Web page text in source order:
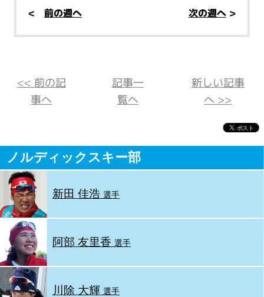
< 前の週へ 次の週へ>
<< 前の記
事へ
記事一
覧へ
新しい記事
へ >>
ノルディックスキー部
新田 佳浩選手
阿部 友里香選手
川除 大輝 選手